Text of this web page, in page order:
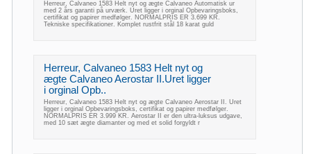
Herreur, Calvaneo 1583 Helt nyt og ægte Calvaneo Automatisk ur
med 2 års garanti på urværk. Uret ligger i orginal Opbevaringsboks,
certifikat og papirer medfølger. NORMALPRIS ER 3.699 KR.
Tekniske specifikationer. Komplet rustfrit stål 18 karat guld
Herreur, Calvaneo 1583 Helt nyt og
ægte Calvaneo Aerostar II.Uret ligger
i orginal Opb..
Herreur, Calvaneo 1583 Helt nyt og ægte Calvaneo Aerostar II. Uret
ligger i orginal Opbevaringsboks, certifikat og papirer medfølger.
NORMALPRIS ER 3.999 KR. Aerostar II er den ultra-luksus udgave,
med 10 sæt ægte diamanter og med et solid forgyldt r